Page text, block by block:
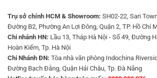
Trụ sở chính HCM & Showroom: SH02-22, Sari
Đường B2, Phường An Lợi Đông, Quận 2, TP. Hồ Chí
Chi nhánh HN: Lầu 13, Tháp Hà Nội - Số 49, Đường
Hoàn Kiếm, Tp. Hà Nội
Chi Nhánh ĐN: Tòa nhà văn phòng Indochina
Đường Bạch Đằng, Quận Hải Châu, Tp. Đà Nẵng